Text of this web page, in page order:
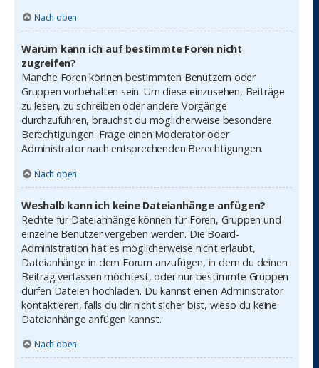
Nach oben
Warum kann ich auf bestimmte Foren nicht
zugreifen?
Manche Foren können bestimmten Benutzern oder
Gruppen vorbehalten sein. Um diese einzusehen, Beiträge
zu lesen, zu schreiben oder andere Vorgänge
durchzuführen, brauchst du möglicherweise besondere
Berechtigungen. Frage einen Moderator oder
Administrator nach entsprechenden Berechtigungen.
Nach oben
Weshalb kann ich keine Dateianhänge anfügen?
Rechte für Dateianhänge können für Foren, Gruppen und
einzelne Benutzer vergeben werden. Die Board-
Administration hat es möglicherweise nicht erlaubt,
Dateianhänge in dem Forum anzufügen, in dem du deinen
Beitrag verfassen möchtest, oder nur bestimmte Gruppen
dürfen Dateien hochladen. Du kannst einen Administrator
kontaktieren, falls du dir nicht sicher bist, wieso du keine
Dateianhänge anfügen kannst.
Nach oben